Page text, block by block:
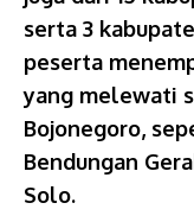
serta 3
peserta
yang melewati
Bojonegoro,
Bendungan
Solo.